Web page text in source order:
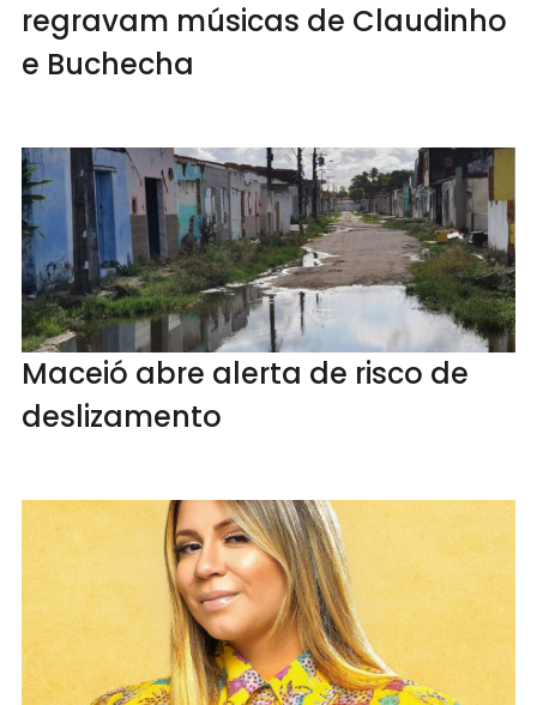
regravam músicas de Claudinho
e Buchecha
Maceió abre alerta de risco de
deslizamento